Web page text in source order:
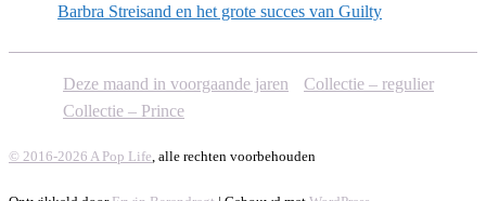
Barbra Streisand en het grote succes van Guilty
Deze maand in voorgaande jaren
Collectie – regulier
Collectie – Prince
© 2016-2026 A Pop Life , alle rechten voorbehouden